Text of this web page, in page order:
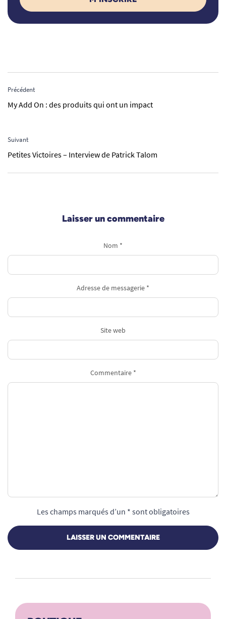
Précédent
My Add On : des produits qui ont un impact
Suivant
Petites Victoires – Interview de Patrick Talom
Laisser un commentaire
Nom *
Adresse de messagerie *
Site web
Commentaire *
Les champs marqués d’un * sont obligatoires
LAISSER UN COMMENTAIRE